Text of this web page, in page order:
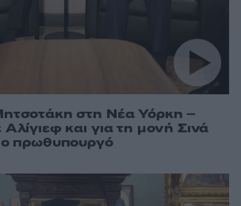
στη Νέα Υόρκη –
και για τη μονή Σινά
πρωθυπουργό